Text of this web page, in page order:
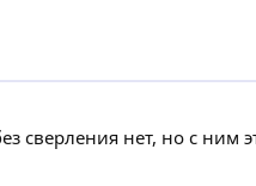
сверления нет, но с